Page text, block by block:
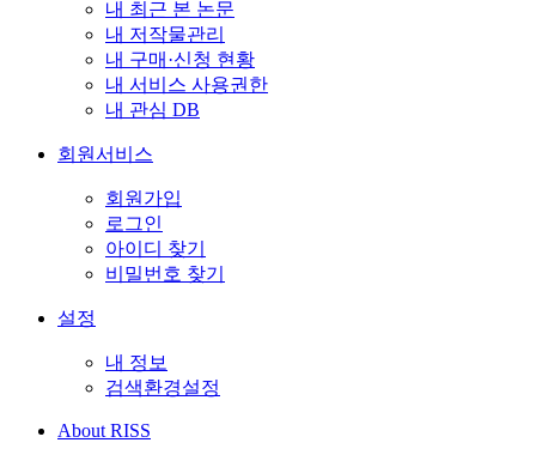
내 최근 본 논문
내 저작물관리
내 구매·신청 현황
내 서비스 사용권한
내 관심 DB
회원서비스
회원가입
로그인
아이디 찾기
비밀번호 찾기
설정
내 정보
검색환경설정
About RISS